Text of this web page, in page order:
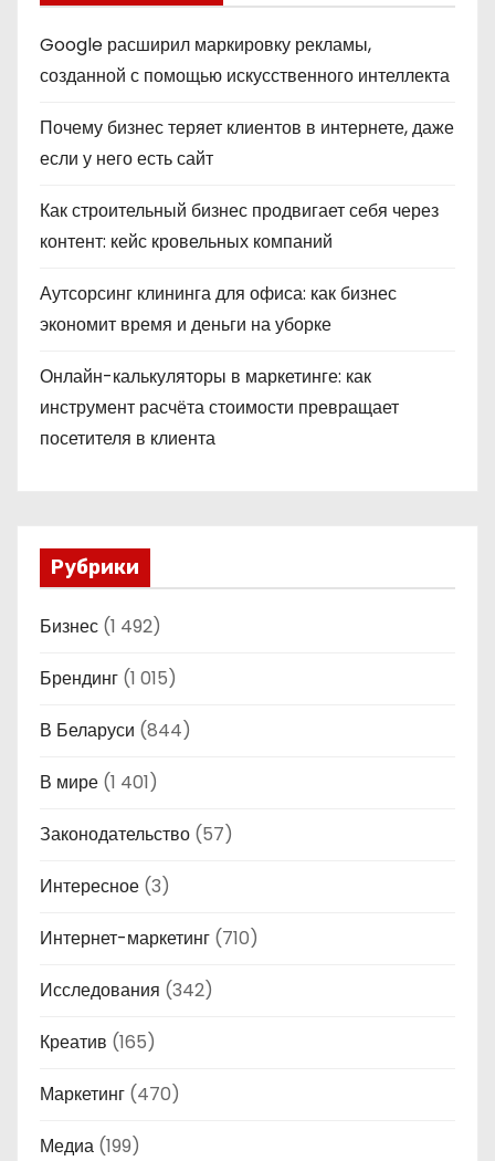
Google расширил маркировку рекламы,
созданной с помощью искусственного интеллекта
Почему бизнес теряет клиентов в интернете, даже
если у него есть сайт
Как строительный бизнес продвигает себя через
контент: кейс кровельных компаний
Аутсорсинг клининга для офиса: как бизнес
экономит время и деньги на уборке
Онлайн-калькуляторы в маркетинге: как
инструмент расчёта стоимости превращает
посетителя в клиента
Рубрики
Бизнес (1 492)
Брендинг (1 015)
В Беларуси (844)
В мире (1 401)
Законодательство (57)
Интересное (3)
Интернет-маркетинг (710)
Исследования (342)
Креатив (165)
Маркетинг (470)
Медиа (199)